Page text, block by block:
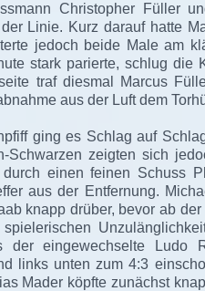
Christopher Füller
Linie. Kurz darauf hatte
jedoch beide Male am
stark parierte, schlug die
traf diesmal Marcus
aus der Luft dem
ging es Schlag auf
Schwarzen zeigten sich
durch einen feinen Schuss
aus der Entfernung.
knapp drüber, bevor ab
der eingewechselte Ludo
links unten zum 4:3
Mader köpfte zunächst